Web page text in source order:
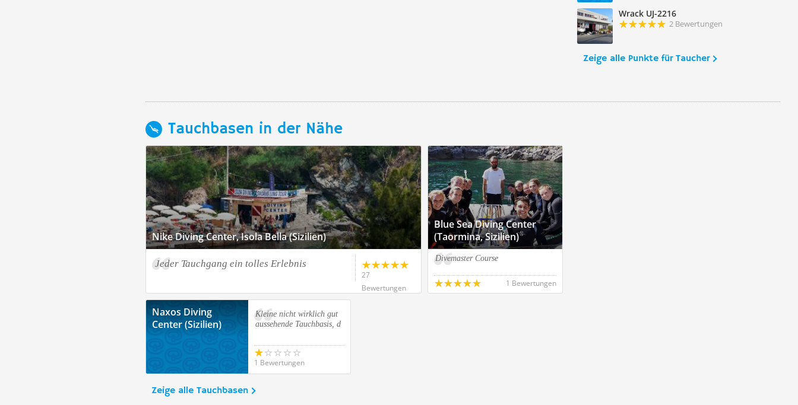
Wrack UJ-2216
2 Bewertungen
Zeige alle Punkte für Taucher
Tauchbasen in der Nähe
Nike Diving Center, Isola Bella (Sizilien)
Jeder Tauchgang ein tolles Erlebnis
27
Bewertungen
Blue Sea Diving Center
(Taormina, Sizilien)
Divemaster Course
1 Bewertungen
Naxos Diving
Center (Sizilien)
Kleine nicht wirklich gut
aussehende Tauchbasis, d
1 Bewertungen
Zeige alle Tauchbasen